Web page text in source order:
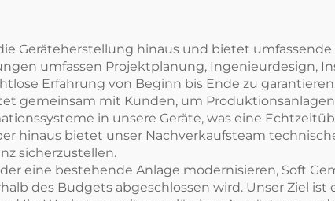
Geräteherstellung hinaus und bietet
umfassen Projektplanung, Ingenieurdesign,
Erfahrung von Beginn bis Ende zu
gemeinsam mit Kunden, um
in unsere Geräte, was eine
hinaus bietet unser Nachverkaufsteam
sicherzustellen.
eine bestehende Anlage modernisieren, Soft
des Budgets abgeschlossen wird. Unser Ziel ist